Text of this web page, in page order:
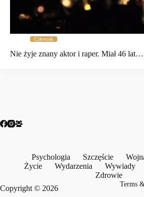
Człowiek
Nie żyje znany aktor i raper. Miał 46 lat…
Psychologia Szczęście
Życie
Wydarzenia Wywiady
Zdrowie
Copyright © 2026
Terms